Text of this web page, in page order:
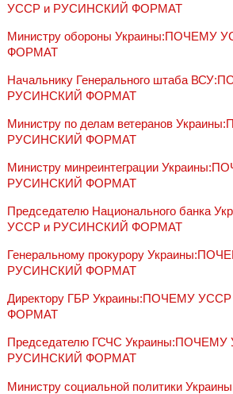
УССР и РУСИНСКИЙ ФОРМАТ
Министру обороны Украины:ПОЧЕМУ
ФОРМАТ
Начальнику Генерального штаба
РУСИНСКИЙ ФОРМАТ
Министру по делам ветеранов
РУСИНСКИЙ ФОРМАТ
Министру минреинтеграции
РУСИНСКИЙ ФОРМАТ
Председателю Национального банка
УССР и РУСИНСКИЙ ФОРМАТ
Генеральному прокурору
РУСИНСКИЙ ФОРМАТ
Директору ГБР Украины:ПОЧЕМУ
ФОРМАТ
Председателю ГСЧС Украины:ПОЧЕМУ
РУСИНСКИЙ ФОРМАТ
Министру социальной политики